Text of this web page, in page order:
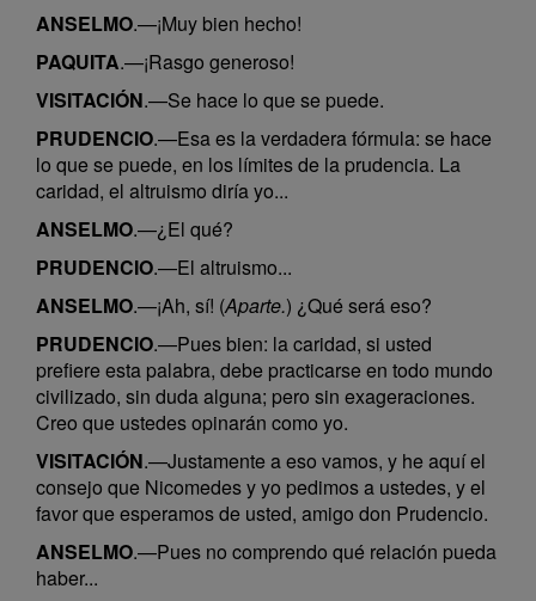
ANSELMO.—¡Muy bien hecho!
PAQUITA.—¡Rasgo generoso!
VISITACIÓN.—Se hace lo que se puede.
PRUDENCIO.—Esa es la verdadera fórmula: se hace
lo que se puede, en los límites de la prudencia. La
caridad, el altruismo diría yo...
ANSELMO.—¿El qué?
PRUDENCIO.—El altruismo...
ANSELMO.—¡Ah, sí! (Aparte.) ¿Qué será eso?
PRUDENCIO.—Pues bien: la caridad, si usted
prefiere esta palabra, debe practicarse en todo mundo
civilizado, sin duda alguna; pero sin exageraciones.
Creo que ustedes opinarán como yo.
VISITACIÓN.—Justamente a eso vamos, y he aquí el
consejo que Nicomedes y yo pedimos a ustedes, y el
favor que esperamos de usted, amigo don Prudencio.
ANSELMO.—Pues no comprendo qué relación pueda
haber...